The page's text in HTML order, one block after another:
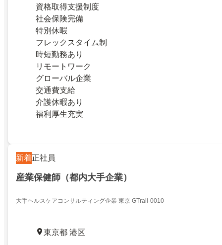
資格取得支援制度
社会保険完備
特別休暇
フレックスタイム制
時短勤務あり
リモートワーク
グローバル企業
交通費支給
介護休暇あり
福利厚生充実
新着正社員
産業保健師（都内大手企業）
大手ヘルスケアコンサルティング企業 東京 GTrail-0010
東京都 港区